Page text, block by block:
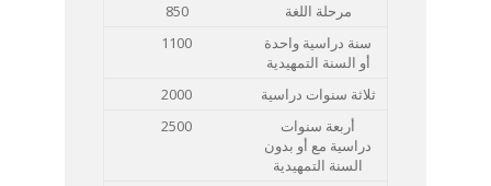
850
مرحلة اللغة
1100
سنة دراسية واحدة
أو السنة التمهيدية
2000
ثلاثة سنوات دراسية
2500
أربعة سنوات
دراسية مع أو بدون
السنة التمهيدية